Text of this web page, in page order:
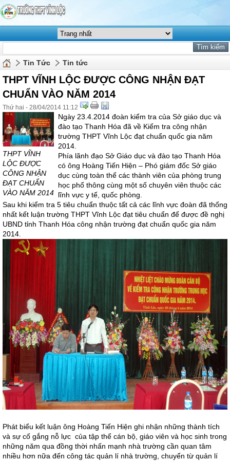
Tin Tức Tin tức
THPT VĨNH LỘC ĐƯỢC CÔNG NHẬN ĐẠT
CHUẨN VÀO NĂM 2014
Thứ hai - 28/04/2014 11:12
THPT VĨNH
LỘC ĐƯỢC
CÔNG NHẬN
ĐẠT CHUẨN
VÀO NĂM 2014
Ngày 23.4.2014 đoàn kiểm tra của Sở giáo dục và
đào tạo Thanh Hóa đã về Kiểm tra công nhận
trường THPT Vĩnh Lộc đạt chuẩn quốc gia năm
2014.
Phía lãnh đạo Sở Giáo dục và đào tạo Thanh Hóa
có ông Hoàng Tiến Hiện – Phó giám đốc Sở giáo
dục cùng toàn thể các thành viên của phòng trung
học phổ thông cùng một số chuyên viên thuộc các
lĩnh vực y tế, quốc phòng.
Sau khi kiểm tra 5 tiêu chuẩn thuộc tất cả các lĩnh vực đoàn đã thống
nhất kết luận trường THPT Vĩnh Lộc đạt tiêu chuẩn để được đề nghị
UBND tỉnh Thanh Hóa công nhận trường đạt chuẩn quốc gia năm
2014.
Phát biểu kết luận ông Hoàng Tiến Hiện ghi nhận những thành tích
và sự cố gắng nỗ lực của tập thể cán bộ, giáo viên và học sinh trong
những năm qua đồng thời nhấn mạnh nhà trường cần quan tâm
nhiều hơn nữa đến công tác quản lí nhà trường, chuyển từ quản lí